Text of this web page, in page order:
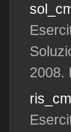
2008.